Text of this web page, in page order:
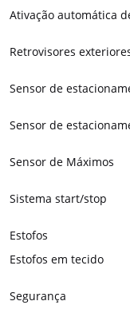
Ativação automática
Retrovisores
Sensor de
Sensor de
Sensor de Máximos
Sistema start/stop
Estofos
Estofos em tecido
Segurança